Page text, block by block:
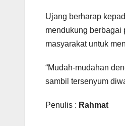
Ujang berharap
mendukung berbagai
masyarakat untuk
“Mudah-mudahan
sambil tersenyum
Penulis : Rahmat